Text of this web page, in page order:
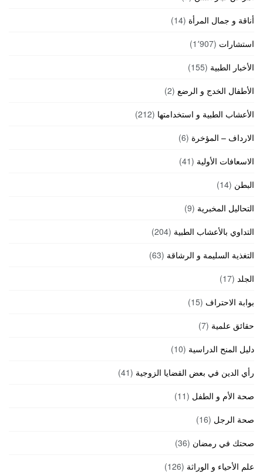
أناقة و جمال المرأة (14)
استشارات (1٬907)
الأخبار الطبية (155)
الأطفال الخدج و الرضع (2)
الأعشاب الطبية و استخدامتها (212)
الارداف – المؤخرة (6)
الاسعافات الأولية (41)
البطن (14)
التحاليل المخبرية (9)
التداوي بالأعشاب الطبية (204)
التغذية السليمة و الرشاقة (63)
الجلد (17)
بوابة الاحتراف (15)
حقائق علمية (7)
دليل المنح الدراسية (10)
رأي الدين في بعض القضايا الزوجية (41)
صحة الأم و الطفل (11)
صحة الرجل (16)
صحتك في رمضان (36)
علم الأحياء و الوراثة (126)